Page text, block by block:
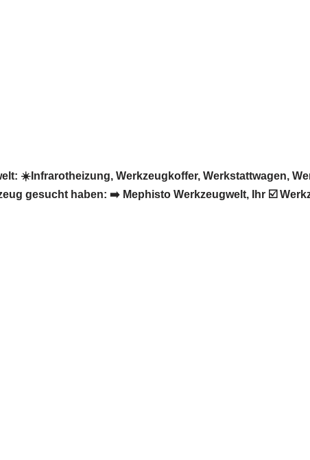
☀️Infrarotheizung, Werkzeugkoffer, Werkstattwagen,
gesucht haben: ➡️ Mephisto Werkzeugwelt, Ihr ☑️